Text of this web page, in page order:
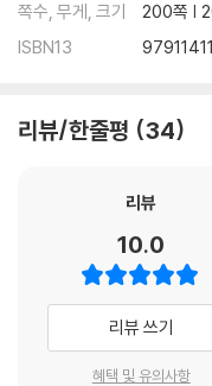
쪽수, 무게, 크기
200쪽 |
ISBN13
리뷰/한줄평 34
리뷰
10.0
리뷰 쓰기
혜택 및 유의사항